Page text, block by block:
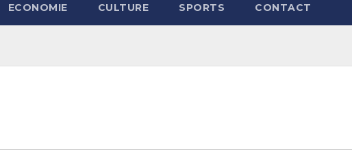
ECONOMIE CULTURE SPORTS CONTACT